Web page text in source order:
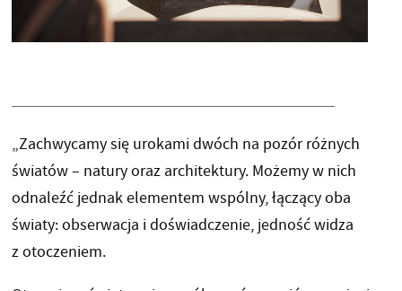
„Zachwycamy się urokami dwóch na pozór różnych
światów – natury oraz architektury. Możemy w nich
odnaleźć jednak elementem wspólny, łączący oba
światy: obserwacja i doświadczenie, jedność widza
z otoczeniem.